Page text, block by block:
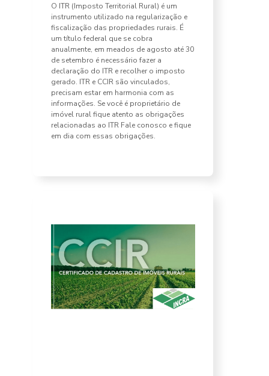
O ITR (Imposto Territorial Rural) é um
instrumento utilizado na regularização e
fiscalização das propriedades rurais. É
um título federal que se cobra
anualmente, em meados de agosto até 30
de setembro é necessário fazer a
declaração do ITR e recolher o imposto
gerado. ITR e CCIR são vinculados,
precisam estar em harmonia com as
informações. Se você é proprietário de
imóvel rural fique atento as obrigações
relacionadas ao ITR Fale conosco e fique
em dia com essas obrigações.